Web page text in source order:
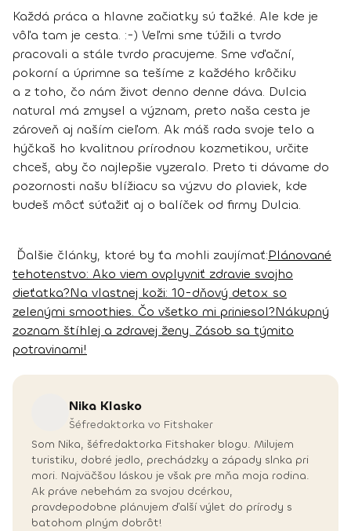
Každá práca a hlavne začiatky sú ťažké. Ale kde je
vôľa tam je cesta. :-) Veľmi sme túžili a tvrdo
pracovali a stále tvrdo pracujeme. Sme vďační,
pokorní a úprimne sa tešíme z každého krôčiku
a z toho, čo nám život denno denne dáva. Dulcia
natural má zmysel a význam, preto naša cesta je
zároveň aj naším cieľom. Ak máš rada svoje telo a
hýčkaš ho kvalitnou prírodnou kozmetikou, určite
chceš, aby čo najlepšie vyzeralo. Preto ti dávame do
pozornosti našu blížiacu sa výzvu do plaviek, kde
budeš môcť súťažiť aj o balíček od firmy Dulcia.
Ďalšie články, ktoré by ťa mohli zaujímať:Plánované
tehotenstvo: Ako viem ovplyvniť zdravie svojho
dieťatka?Na vlastnej koži: 10-dňový detox so
zelenými smoothies. Čo všetko mi priniesol?Nákupný
zoznam štíhlej a zdravej ženy. Zásob sa týmito
potravinami!
Nika Klasko
Šéfredaktorka vo Fitshaker
Som Nika, šéfredaktorka Fitshaker blogu. Milujem
turistiku, dobré jedlo, prechádzky a západy slnka pri
mori. Najväčšou láskou je však pre mňa moja rodina.
Ak práve nebehám za svojou dcérkou,
pravdepodobne plánujem ďalší výlet do prírody s
batohom plným dobrôt!